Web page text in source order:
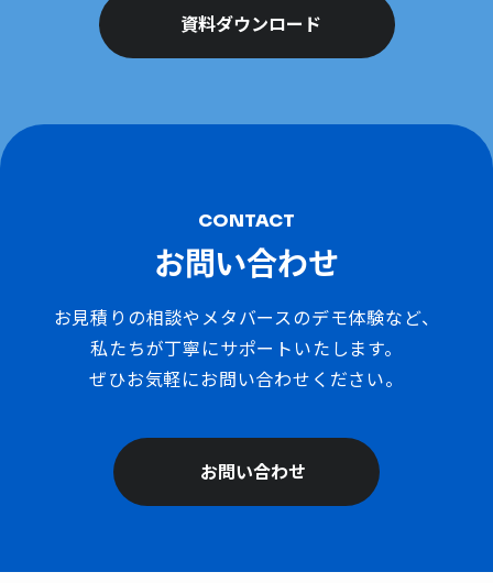
資料ダウンロード
CONTACT
お問い合わせ
お見積りの相談やメタバースのデモ体験など、
私たちが丁寧にサポートいたします。
ぜひお気軽にお問い合わせください。
お問い合わせ